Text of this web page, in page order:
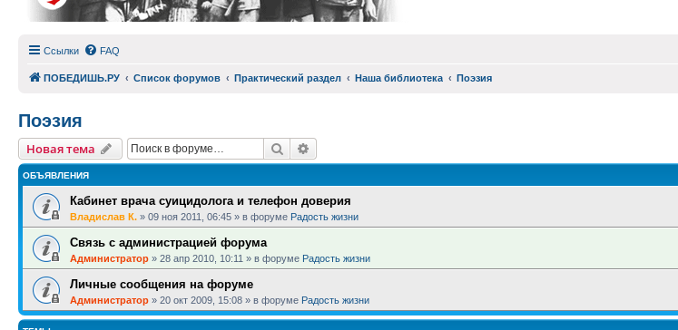
Ссылки FAQ
ПОБЕДИШЬ.РУ Список форумов Практический раздел Наша библиотека Поэзия
Поэзия
Новая тема Поиск
ОБЪЯВЛЕНИЯ
Кабинет врача суицидолога и телефон доверия
Владислав К. » 09 ноя 2011, 06:45 » в форуме Радость жизни
Связь с администрацией форума
Администратор » 28 апр 2010, 10:11 » в форуме Радость жизни
Личные сообщения на форуме
Администратор » 20 окт 2009, 15:08 » в форуме Радость жизни